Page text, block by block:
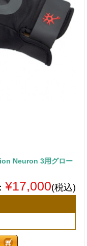
Neuron 3用グロー
¥17,000(税込)